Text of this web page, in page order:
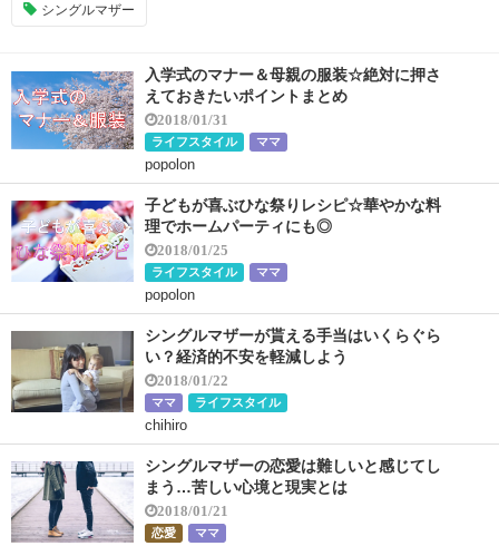
シングルマザー
入学式のマナー＆母親の服装☆絶対に押さ
えておきたいポイントまとめ
2018/01/31
ライフスタイル ママ
popolon
子どもが喜ぶひな祭りレシピ☆華やかな料
理でホームパーティにも◎
2018/01/25
ライフスタイル ママ
popolon
シングルマザーが貰える手当はいくらぐら
い？経済的不安を軽減しよう
2018/01/22
ママ ライフスタイル
chihiro
シングルマザーの恋愛は難しいと感じてし
まう…苦しい心境と現実とは
2018/01/21
恋愛 ママ